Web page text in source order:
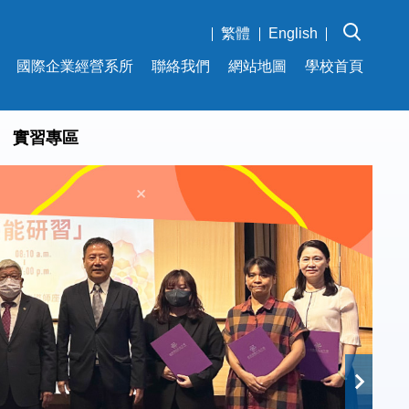
繁體 English
實習專區
國際企業經營系所 聯絡我們 網站地圖 學校首頁